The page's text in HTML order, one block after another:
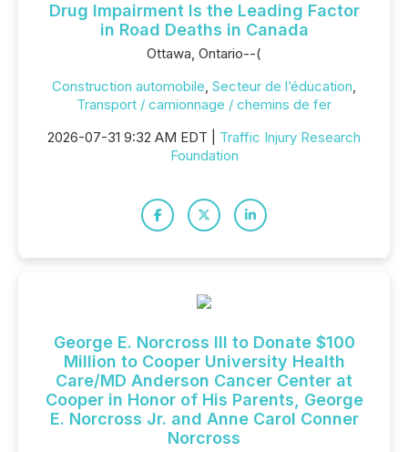
Drug Impairment Is the Leading Factor
in Road Deaths in Canada
Ottawa, Ontario--(
Construction automobile, Secteur de l’éducation,
Transport / camionnage / chemins de fer
2026-07-31 9:32 AM EDT | Traffic Injury Research
Foundation
George E. Norcross III to Donate $100
Million to Cooper University Health
Care/MD Anderson Cancer Center at
Cooper in Honor of His Parents, George
E. Norcross Jr. and Anne Carol Conner
Norcross